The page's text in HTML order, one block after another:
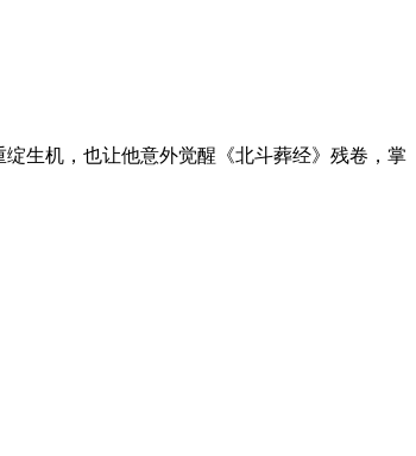
生机，也让他意外觉醒《北斗葬经》残卷，掌